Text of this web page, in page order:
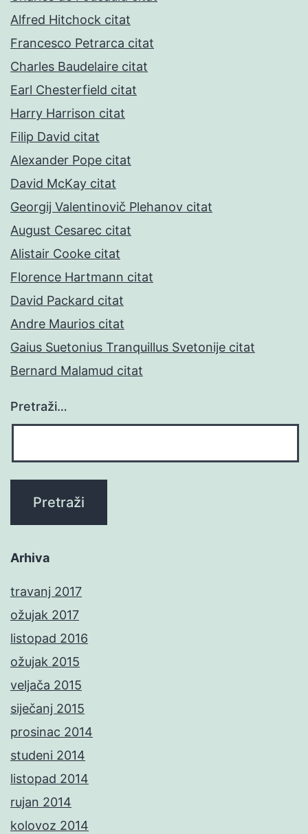
Alfred Hitchock citat
Francesco Petrarca citat
Charles Baudelaire citat
Earl Chesterfield citat
Harry Harrison citat
Filip David citat
Alexander Pope citat
David McKay citat
Georgij Valentinovič Plehanov citat
August Cesarec citat
Alistair Cooke citat
Florence Hartmann citat
David Packard citat
Andre Maurios citat
Gaius Suetonius Tranquillus Svetonije citat
Bernard Malamud citat
Pretraži…
Arhiva
travanj 2017
ožujak 2017
listopad 2016
ožujak 2015
veljača 2015
siječanj 2015
prosinac 2014
studeni 2014
listopad 2014
rujan 2014
kolovoz 2014